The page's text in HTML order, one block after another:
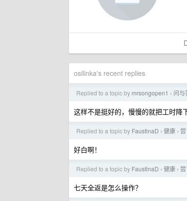
osilinka's recent replies
Replied to a topic by mrsongopen1 › 问与
这样不是挺好的，慢慢的就把工时降
Replied to a topic by FaustinaD › 健康 ›
好白啊！
Replied to a topic by FaustinaD › 健康 ›
七天全返是怎么操作？